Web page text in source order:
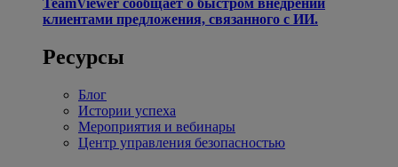
TeamViewer сообщает о быстром внедрении
клиентами предложения, связанного с ИИ.
Ресурсы
Блог
Истории успеха
Мероприятия и вебинары
Центр управления безопасностью